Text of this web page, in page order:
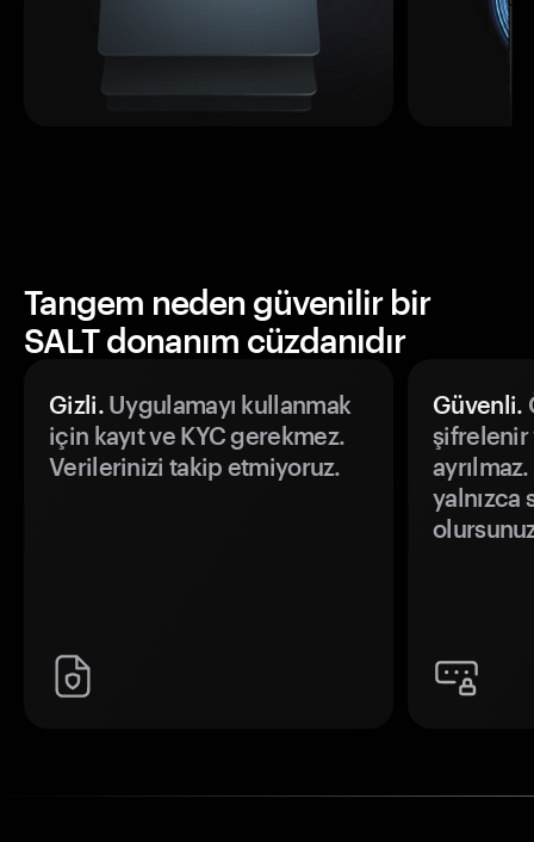
Tangem neden güvenilir bir
SALT donanım cüzdanıdır
Gizli.Uygulamayı kullanmak
için kayıt ve KYC gerekmez.
Verilerinizi takip etmiyoruz.
Güvenli.
şifrelenir
yalnızca